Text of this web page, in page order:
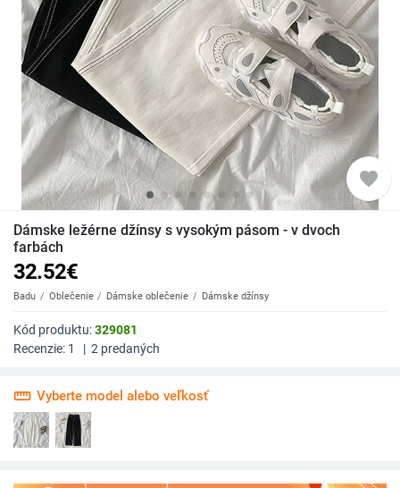
favorite
Dámske ležérne džínsy s vysokým pásom - v dvoch
farbách
32.52€
Badu Oblečenie Dámske oblečenie Dámske džínsy
Kód produktu:329081
Recenzie: 1 | 2 predaných
straighten Vyberte model alebo veľkosť